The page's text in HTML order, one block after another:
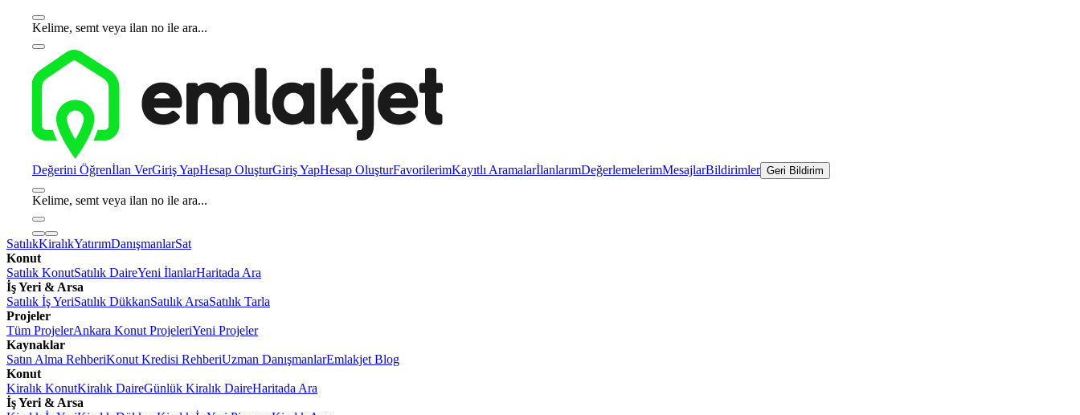
Kelime, semt veya ilan no ile ara...
Değerini Öğrenİlan VerGiriş YapHesap OluşturGiriş YapHesap OluşturFavorilerimKayıtlı AramalarİlanlarımDeğerlemelerimMesajlarBildirimler Geri Bildirim
Kelime, semt veya ilan no ile ara...
SatılıkKiralıkYatırımDanışmanlarSat
Konut
Satılık KonutSatılık DaireYeni İlanlarHaritada Ara
İş Yeri & Arsa
Satılık İş YeriSatılık DükkanSatılık ArsaSatılık Tarla
Projeler
Tüm ProjelerAnkara Konut ProjeleriYeni Projeler
Kaynaklar
Satın Alma RehberiKonut Kredisi RehberiUzman DanışmanlarEmlakjet Blog
Konut
Kiralık KonutKiralık DaireGünlük Kiralık DaireHaritada Ara
İş Yeri & Arsa